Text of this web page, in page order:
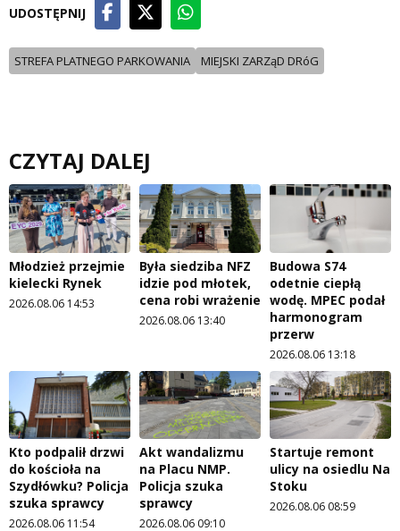
UDOSTĘPNIJ
STREFA PLATNEGO PARKOWANIA MIEJSKI ZARZąD DRóG
CZYTAJ DALEJ
Młodzież przejmie
kielecki Rynek
2026.08.06 14:53
Była siedziba NFZ
idzie pod młotek,
cena robi wrażenie
2026.08.06 13:40
Budowa S74
odetnie ciepłą
wodę. MPEC podał
harmonogram
przerw
2026.08.06 13:18
Kto podpalił drzwi
do kościoła na
Szydłówku? Policja
szuka sprawcy
2026.08.06 11:54
Akt wandalizmu
na Placu NMP.
Policja szuka
sprawcy
2026.08.06 09:10
Startuje remont
ulicy na osiedlu Na
Stoku
2026.08.06 08:59